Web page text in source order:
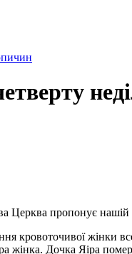
пропонує нашій
кровоточивої жінки
жінка. Дочка Яіра